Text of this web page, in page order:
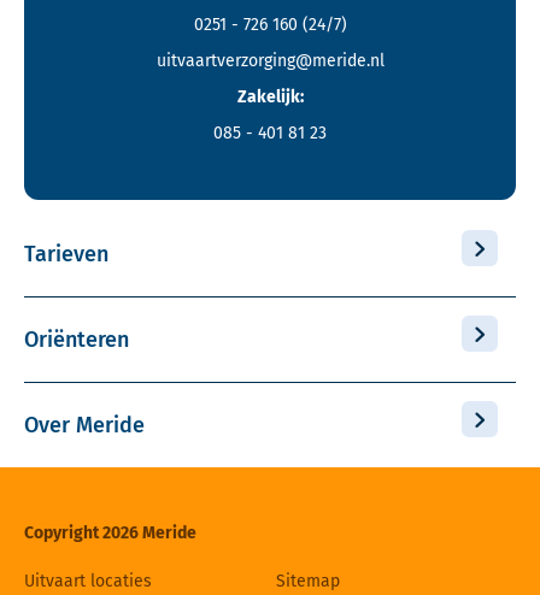
0251 - 726 160 (24/7)
uitvaartverzorging@meride.nl
Zakelijk:
085 - 401 81 23
Tarieven
Oriënteren
Over Meride
Copyright 2026 Meride
Uitvaart locaties Sitemap